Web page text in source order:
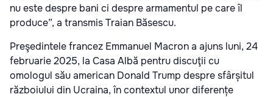
nu este despre bani ci despre armamentul pe care îl
produce”, a transmis Traian Băsescu.
Preşedintele francez Emmanuel Macron a ajuns luni, 24
februarie 2025, la Casa Albă pentru discuţii cu
omologul său american Donald Trump despre sfârșitul
războiului din Ucraina, în contextul unor diferențe